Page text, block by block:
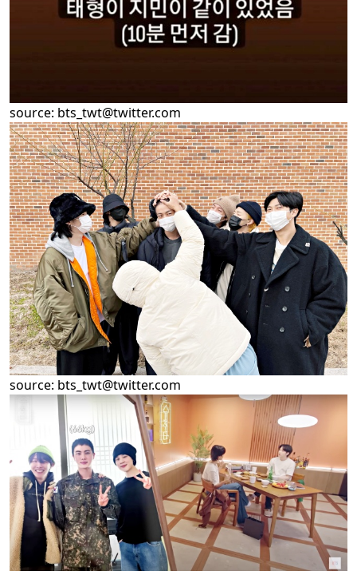
source: bts_twt@twitter.com
source: bts_twt@twitter.com